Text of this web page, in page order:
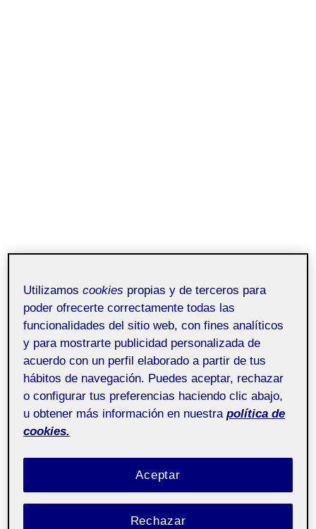
Utilizamoscookies propias y de terceros para
poder ofrecerte correctamente todas las
funcionalidades del sitio web, con fines analíticos
y para mostrarte publicidad personalizada de
acuerdo con un perfil elaborado a partir de tus
hábitos de navegación. Puedes aceptar, rechazar
o configurar tus preferencias haciendo clic abajo,
u obtener más información en nuestra política de
cookies.
Rechazar
Aceptar